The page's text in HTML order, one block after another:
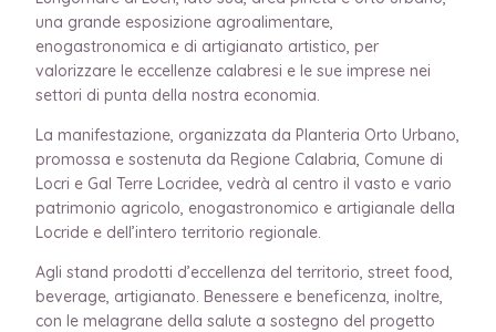
una grande esposizione agroalimentare,
enogastronomica e di artigianato artistico, per
valorizzare le eccellenze calabresi e le sue imprese nei
settori di punta della nostra economia.
La manifestazione, organizzata da Planteria Orto Urbano,
promossa e sostenuta da Regione Calabria, Comune di
Locri e Gal Terre Locridee, vedrà al centro il vasto e vario
patrimonio agricolo, enogastronomico e artigianale della
Locride e dell’intero territorio regionale.
Agli stand prodotti d’eccellenza del territorio, street food,
beverage, artigianato. Benessere e beneficenza, inoltre,
con le melagrane della salute a sostegno del progetto